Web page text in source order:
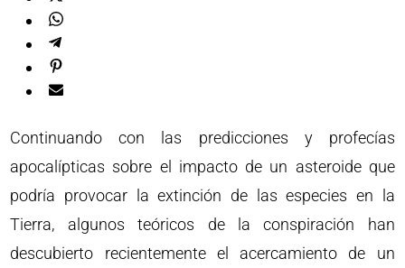
Continuando con las predicciones y profecías
apocalípticas sobre el impacto de un asteroide que
podría provocar la extinción de las especies en la
Tierra, algunos teóricos de la conspiración han
descubierto recientemente el acercamiento de un